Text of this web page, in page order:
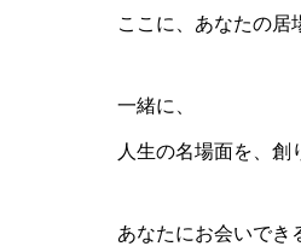
ここに、あなたの居
一緒に、
人生の名場面を、創
あなたにお会いでき